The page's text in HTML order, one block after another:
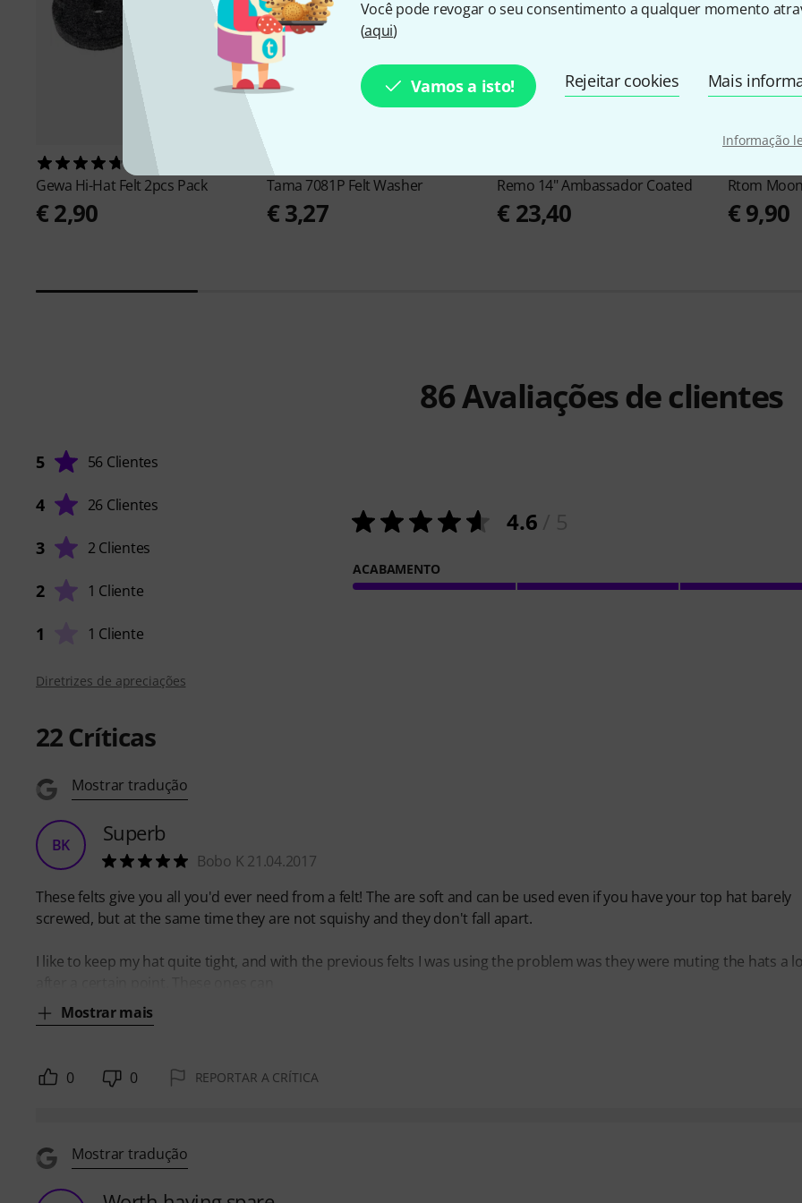
Você pode revogar o seu consentimento a qualquer momento
(aqui)
Vamos a isto! Rejeitar cookies Mais
Informação
Gewa Hi-Hat Felt 2pcs Pack
€ 2,90
Tama 7081P Felt Washer
€ 3,27
Remo 14" Ambassador Coated
€ 23,40
Rtom
€ 9,90
86Avaliações de clientes
5 56 Clientes
4 26 Clientes
3 2 Clientes
2 1 Cliente
1 1 Cliente
4.6
ACABAMENTO
Diretrizes de apreciações
22 Críticas
Mostrar tradução
BK Superb
Bobo K 21.04.2017
These felts give you all you'd ever need from a felt! The are soft and can be used even if you have your top hat barely
screwed, but at the same time they are not squishy and they don't fall apart.
I like to keep my hat quite tight, and with the previous felts I was using the problem was they were muting the hats a
Mostrar mais
0 0 REPORTAR A CRÍTICA
Mostrar tradução